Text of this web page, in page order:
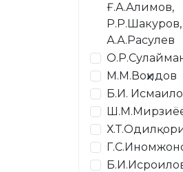
Ғ.А.Алимов,
Р.Р.Шакуров,
А.А.Расулев
М.М.Воҳидов
Б.И.